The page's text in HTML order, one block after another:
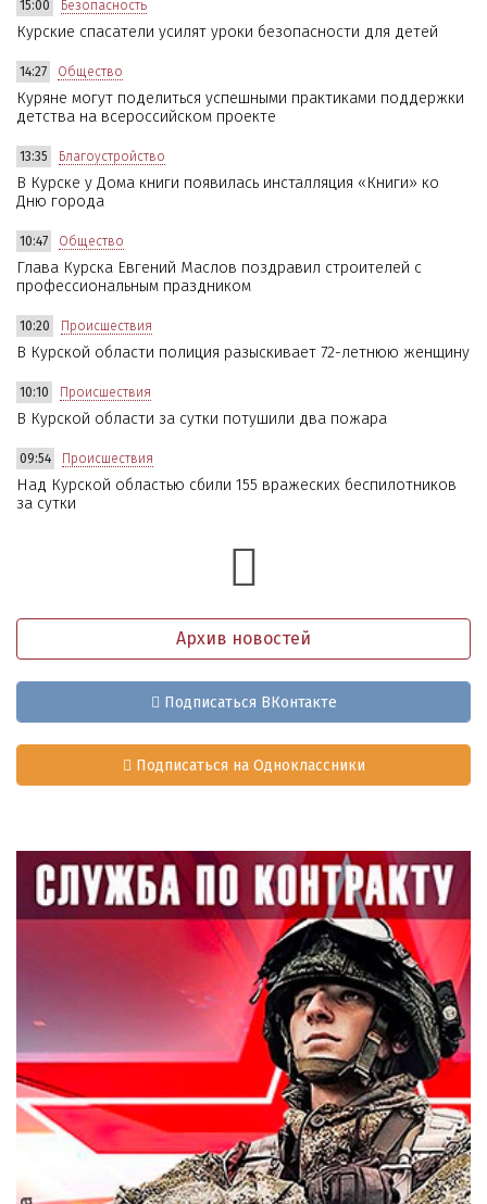
15:00 Безопасность
Курские спасатели усилят уроки безопасности для детей
14:27 Общество
Куряне могут поделиться успешными практиками поддержки
детства на всероссийском проекте
13:35 Благоустройство
В Курске у Дома книги появилась инсталляция «Книги» ко
Дню города
10:47 Общество
Глава Курска Евгений Маслов поздравил строителей с
профессиональным праздником
10:20 Происшествия
В Курской области полиция разыскивает 72-летнюю женщину
10:10 Происшествия
В Курской области за сутки потушили два пожара
09:54 Происшествия
Над Курской областью сбили 155 вражеских беспилотников
за сутки
Архив новостей
Подписаться ВКонтакте
Подписаться на Одноклассники